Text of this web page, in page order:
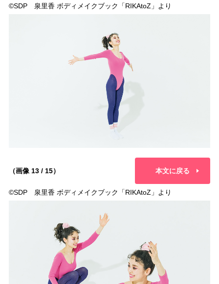
©︎SDP 泉里香 ボディメイクブック「RIKAtoZ」より
（画像 13 / 15） 本文に戻る
©︎SDP 泉里香 ボディメイクブック「RIKAtoZ」より